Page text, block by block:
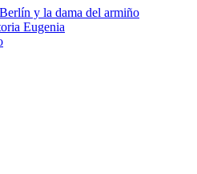
y la dama del armiño
Eugenia